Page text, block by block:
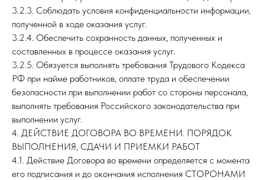
3.2.3. Соблюдать условия конфиденциальности информации,
полученной в ходе оказания услуг.
3.2.4. Обеспечить сохранность данных, полученных и
составленных в процессе оказания услуг.
3.2.5. Обязуется выполнять требования Трудового Кодекса
РФ при найме работников, оплате труда и обеспечении
безопасности при выполнении работ со стороны персонала,
выполнять требования Российского законодательства при
выполнении услуг.
4. ДЕЙСТВИЕ ДОГОВОРА ВО ВРЕМЕНИ. ПОРЯДОК
ВЫПОЛНЕНИЯ, СДАЧИ И ПРИЕМКИ РАБОТ
4.1. Действие Договора во времени определяется с момента
его подписания и до окончания исполнения СТОРОНАМИ